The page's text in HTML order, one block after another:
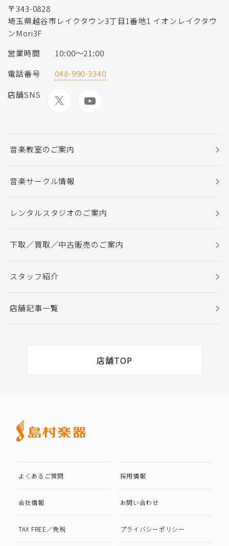
〒343-0828
埼玉県越谷市レイクタウン3丁目1番地1 イオンレイクタウ
ンMori3F
営業時間
10:00〜21:00
電話番号
048-990-3340
店舗SNS
音楽教室のご案内
音楽サークル情報
レンタルスタジオのご案内
下取／買取／中古販売のご案内
スタッフ紹介
店舗記事一覧
店舗TOP
よくあるご質問 採用情報
会社情報 お問い合わせ
TAX FREE／免税 プライバシーポリシー